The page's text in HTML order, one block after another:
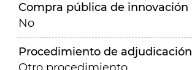
Compra pública de innovación
No
Procedimiento de adjudicación